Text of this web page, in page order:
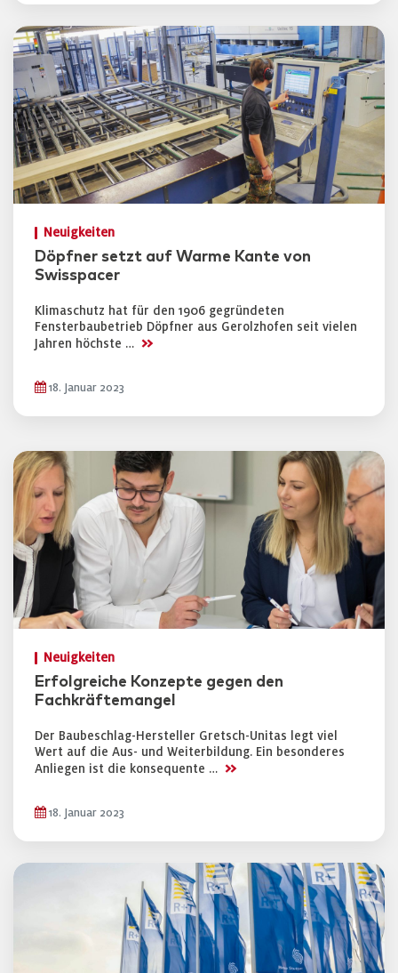
Neuigkeiten
Döpfner setzt auf Warme Kante von
Swisspacer
Klimaschutz hat für den 1906 gegründeten
Fensterbaubetrieb Döpfner aus Gerolzhofen seit vielen
Jahren höchste … >>
18. Januar 2023
Neuigkeiten
Erfolgreiche Konzepte gegen den
Fachkräftemangel
Der Baubeschlag-Hersteller Gretsch-Unitas legt viel
Wert auf die Aus- und Weiterbildung. Ein besonderes
Anliegen ist die konsequente … >>
18. Januar 2023